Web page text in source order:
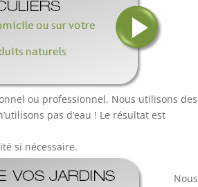
ou professionnel. Nous utilisons des
pas d’eau ! Le résultat est
si nécessaire.
Nous